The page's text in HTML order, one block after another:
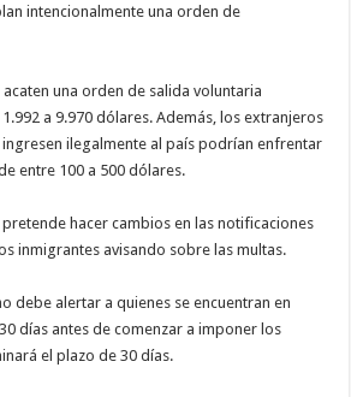
intencionalmente una orden de
una orden de salida voluntaria
a 9.970 dólares. Además, los extranjeros
ilegalmente al país podrían enfrentar
entre 100 a 500 dólares.
hacer cambios en las notificaciones
inmigrantes avisando sobre las multas.
debe alertar a quienes se encuentran en
días antes de comenzar a imponer los
el plazo de 30 días.